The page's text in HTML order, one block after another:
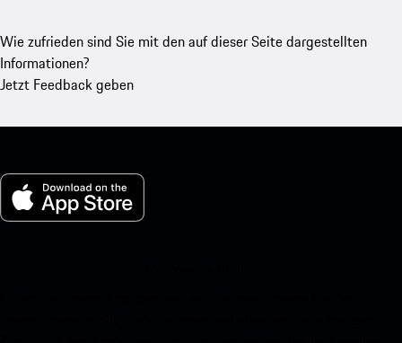
Wie zufrieden sind Sie mit den auf dieser Seite dargestellten
Informationen?
Jetzt Feedback geben